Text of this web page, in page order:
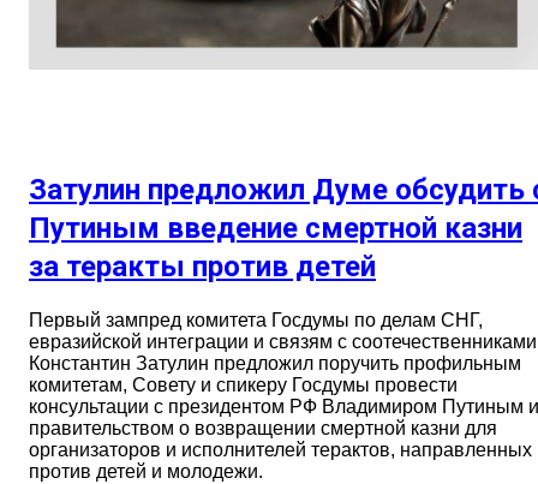
Затулин предложил Думе обсудить
Путиным введение смертной казни
за теракты против детей
Первый зампред комитета Госдумы по делам СНГ,
евразийской интеграции и связям с соотечественниками
Константин Затулин предложил поручить профильным
комитетам, Совету и спикеру Госдумы провести
консультации с президентом РФ Владимиром Путиным и
правительством о возвращении смертной казни для
организаторов и исполнителей терактов, направленных
против детей и молодежи.